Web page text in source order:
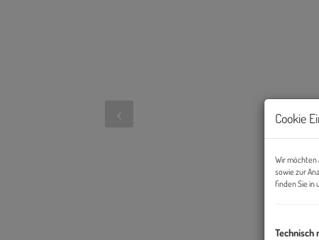
Cookie
Wir möchten
sowie zur
finden Sie in
Technisch